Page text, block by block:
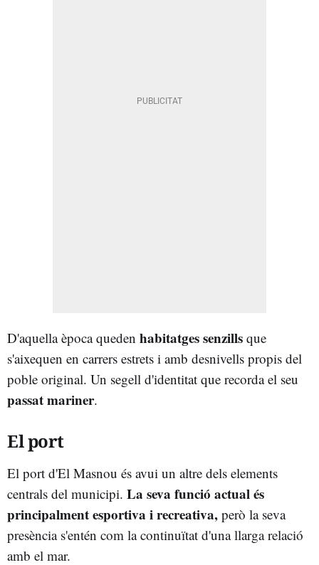
D'aquella època queden habitatges senzills que
s'aixequen en carrers estrets i amb desnivells propis del
poble original. Un segell d'identitat que recorda el seu
passat mariner.
El port
El port d'El Masnou és avui un altre dels elements
centrals del municipi. La seva funció actual és
principalment esportiva i recreativa, però la seva
presència s'entén com la continuïtat d'una llarga relació
amb el mar.